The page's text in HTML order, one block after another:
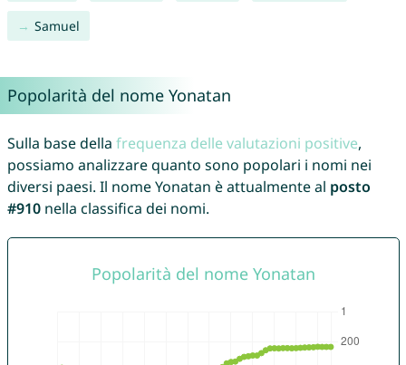
Samuel
Popolarità del nome Yonatan
Sulla base della frequenza delle valutazioni positive,
possiamo analizzare quanto sono popolari i nomi nei
diversi paesi. Il nome Yonatan è attualmente al posto
#910nella classifica dei nomi.